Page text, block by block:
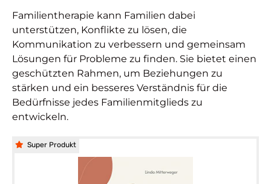
Familientherapie kann Familien dabei
unterstützen, Konflikte zu lösen, die
Kommunikation zu verbessern und gemeinsam
Lösungen für Probleme zu finden. Sie bietet einen
geschützten Rahmen, um Beziehungen zu
stärken und ein besseres Verständnis für die
Bedürfnisse jedes Familienmitglieds zu
entwickeln.
Super Produkt